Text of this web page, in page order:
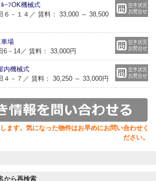
ｰﾌOK機械式
６－１４／ 賃料： 33,000 ～ 38,500
場
6－14／ 賃料： 33,000円
内機械式
４－７／ 賃料： 30,250 ～ 33,000円
ます。気になった物件はお早めにお問い合わせく
ださい。
から再検索